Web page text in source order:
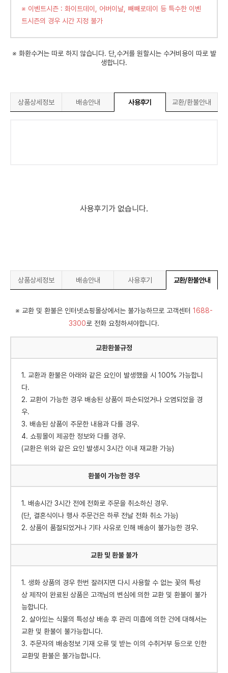
※ 이벤트시즌 : 화이트데이, 어버이날, 빼빼로데이 등 특수한 이벤
트시즌의 경우 시간 지정 불가
※ 화환수거는 따로 하지 않습니다. 단,수거를 원할시는 수거비용이 따로 발
생합니다.
상품상세정보 배송안내 사용후기 교환/환불안내
사용후기가 없습니다.
상품상세정보 배송안내 사용후기 교환/환불안내
※ 교환 및 환불은 인터넷쇼핑몰상에서는 불가능하므로 고객센터 1688-
3300로 전화 요청하셔야합니다.
교환환불규정
1. 교환과 환불은 아래와 같은 요인이 발생했을 시 100% 가능합니
다.
2. 교환이 가능한 경우 배송된 상품이 파손되었거나 오염되었을 경
우.
3. 배송된 상품이 주문한 내용과 다를 경우.
4. 쇼핑몰이 제공한 정보와 다를 경우.
(교환은 위와 같은 요인 발생시 3시간 이내 재교환 가능)
환불이 가능한 경우
1. 배송시간 3시간 전에 전화로 주문을 취소하신 경우.
(단, 결혼식이나 행사 주문건은 하루 전날 전화 취소 가능)
2. 상품이 품절되었거나 기타 사유로 인해 배송이 불가능한 경우.
교환 및 환불 불가
1. 생화 상품의 경우 한번 잘려지면 다시 사용할 수 없는 꽃의 특성
상 제작이 완료된 상품은 고객님의 변심에 의한 교환 및 환불이 불가
능합니다.
2. 살아있는 식물의 특성상 배송 후 관리 미흡에 의한 건에 대해서는
교환 및 환불이 불가능합니다.
3. 주문자의 배송정보 기재 오류 및 받는 이의 수취거부 등으로 인한
교환및 환불은 불가능합니다.